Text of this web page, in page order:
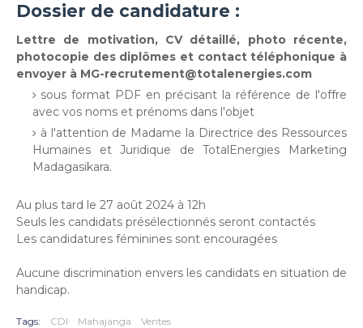
Dossier de candidature :
Lettre de motivation, CV détaillé, photo récente,
photocopie des diplômes et contact téléphonique à
envoyer à MG-recrutement@totalenergies.com
sous format PDF en précisant la référence de l'offre
avec vos noms et prénoms dans l'objet
à l'attention de Madame la Directrice des Ressources
Humaines et Juridique de TotalEnergies Marketing
Madagasikara.
Au plus tard le 27 août 2024 à 12h
Seuls les candidats présélectionnés seront contactés
Les candidatures féminines sont encouragées
Aucune discrimination envers les candidats en situation de
handicap.
Tags: CDI Mahajanga Ventes